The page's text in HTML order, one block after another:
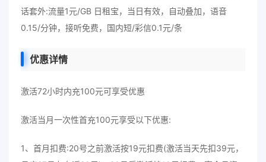
话套外:流量1元/GB 日租宝，当日有效，自动叠加，语音
0.15/分钟，接听免费，国内短/彩信0.1元/条
优惠详情
激活72小时内充100元可享受优惠
激活当月一次性首充100元享受以下优惠:
1、首月扣费:20号之前激活按19元扣费(激活当天先扣39元，